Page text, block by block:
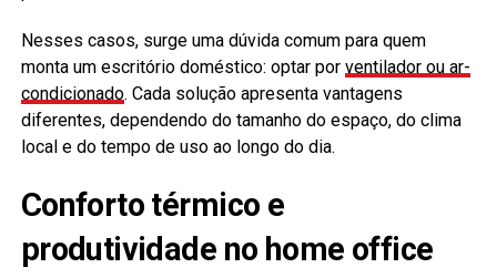
Nesses casos, surge uma dúvida comum para quem
monta um escritório doméstico: optar por ventilador ou ar-
condicionado. Cada solução apresenta vantagens
diferentes, dependendo do tamanho do espaço, do clima
local e do tempo de uso ao longo do dia.
Conforto térmico e
produtividade no home office